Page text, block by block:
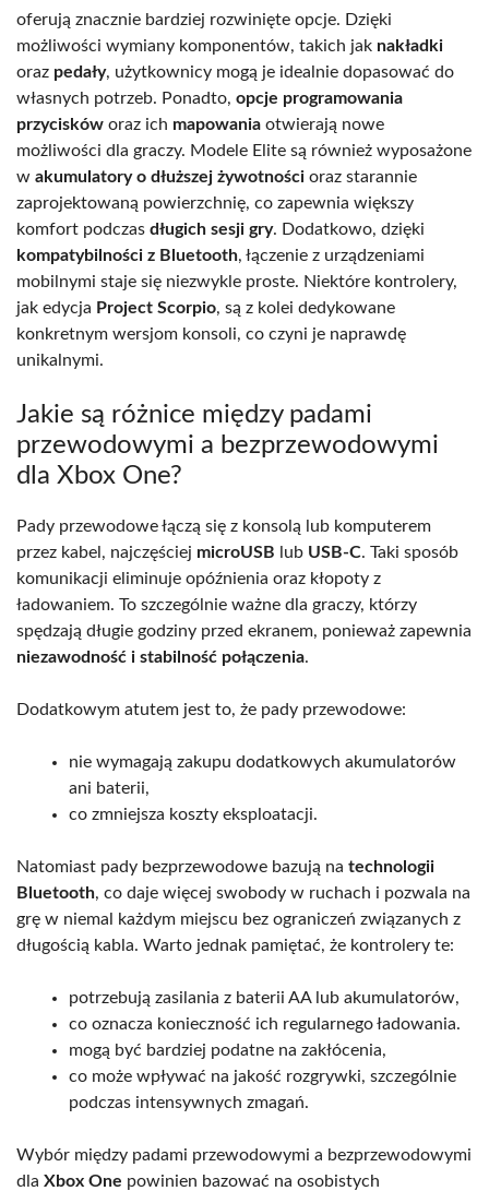
oferują znacznie bardziej rozwinięte opcje. Dzięki
możliwości wymiany komponentów, takich jak nakładki
oraz pedały, użytkownicy mogą je idealnie dopasować do
własnych potrzeb. Ponadto, opcje programowania
przycisków oraz ich mapowania otwierają nowe
możliwości dla graczy. Modele Elite są również wyposażone
w akumulatory o dłuższej żywotności oraz starannie
zaprojektowaną powierzchnię, co zapewnia większy
komfort podczas długich sesji gry. Dodatkowo, dzięki
kompatybilności z Bluetooth, łączenie z urządzeniami
mobilnymi staje się niezwykle proste. Niektóre kontrolery,
jak edycja Project Scorpio, są z kolei dedykowane
konkretnym wersjom konsoli, co czyni je naprawdę
unikalnymi.
Jakie są różnice między padami
przewodowymi a bezprzewodowymi
dla Xbox One?
Pady przewodowe łączą się z konsolą lub komputerem
przez kabel, najczęściej microUSB lub USB-C. Taki sposób
komunikacji eliminuje opóźnienia oraz kłopoty z
ładowaniem. To szczególnie ważne dla graczy, którzy
spędzają długie godziny przed ekranem, ponieważ zapewnia
niezawodność i stabilność połączenia.
Dodatkowym atutem jest to, że pady przewodowe:
nie wymagają zakupu dodatkowych akumulatorów
ani baterii,
co zmniejsza koszty eksploatacji.
Natomiast pady bezprzewodowe bazują na technologii
Bluetooth, co daje więcej swobody w ruchach i pozwala na
grę w niemal każdym miejscu bez ograniczeń związanych z
długością kabla. Warto jednak pamiętać, że kontrolery te:
potrzebują zasilania z baterii AA lub akumulatorów,
co oznacza konieczność ich regularnego ładowania.
mogą być bardziej podatne na zakłócenia,
co może wpływać na jakość rozgrywki, szczególnie
podczas intensywnych zmagań.
Wybór między padami przewodowymi a bezprzewodowymi
dla Xbox One powinien bazować na osobistych